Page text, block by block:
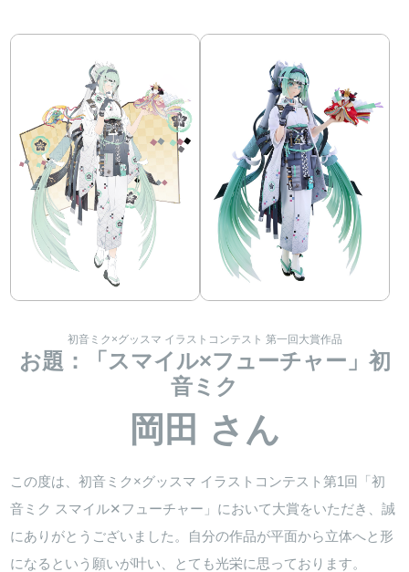
初音ミク×グッスマ イラストコンテスト 第一回大賞作品
お題：「スマイル×フューチャー」初
音ミク
岡田 さん
この度は、初音ミク×グッスマ イラストコンテスト第1回「初
音ミク スマイル✕フューチャー」において大賞をいただき、誠
にありがとうございました。自分の作品が平面から立体へと形
になるという願いが叶い、とても光栄に思っております。